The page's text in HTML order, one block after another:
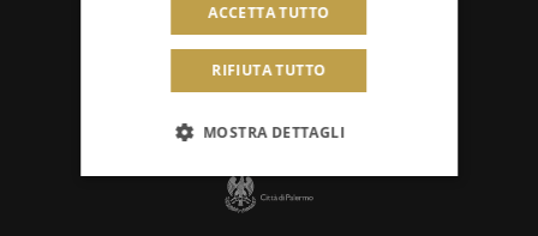
ACCETTA TUTTO
RIFIUTA TUTTO
MOSTRA DETTAGLI